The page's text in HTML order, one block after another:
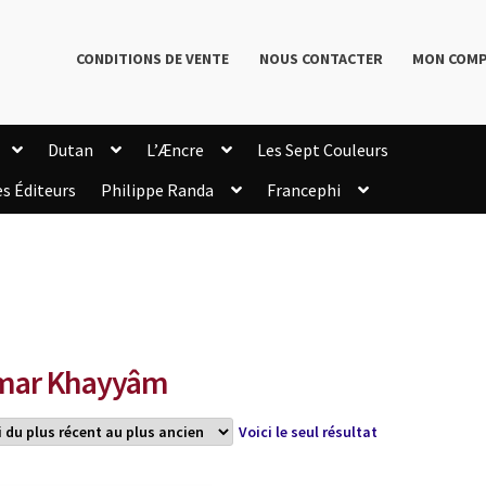
CONDITIONS DE VENTE NOUS CONTACTER MON
Dutan L’Æncre
Les Sept Couleurs
Éditeurs Philippe Randa
Francephi
Khayyâm
Voici le seul résultat